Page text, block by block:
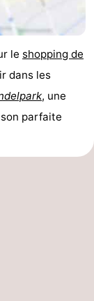
le shopping de
dans les
, une
parfaite